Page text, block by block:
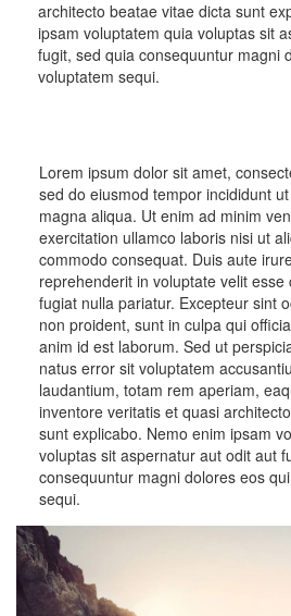
architecto beatae vitae dicta sunt
ipsam voluptatem quia voluptas sit
fugit, sed quia consequuntur magni
voluptatem sequi.
Lorem ipsum dolor sit amet,
sed do eiusmod tempor incididunt
magna aliqua. Ut enim ad minim
exercitation ullamco laboris nisi ut
commodo consequat. Duis aute
reprehenderit in voluptate velit esse
fugiat nulla pariatur. Excepteur sint
non proident, sunt in culpa qui
anim id est laborum. Sed ut
natus error sit voluptatem
laudantium, totam rem aperiam,
inventore veritatis et quasi
sunt explicabo. Nemo enim ipsam
voluptas sit aspernatur aut odit aut
consequuntur magni dolores eos
sequi.